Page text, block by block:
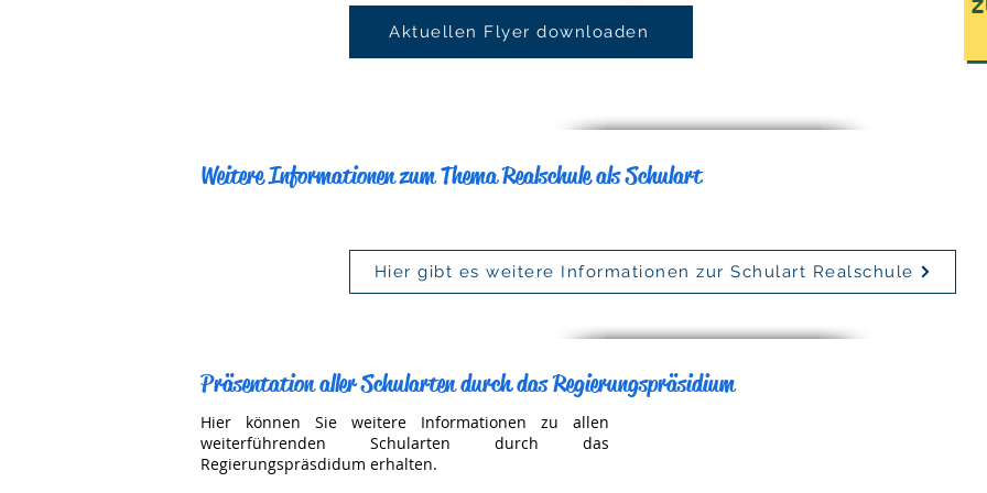
Aktuellen Flyer downloaden
Weitere Informationen zum Thema Realschule als Schulart
Hier gibt es weitere Informationen zur Schulart Realschule
Präsentation aller Schularten durch das Regierungspräsidium
Hier können Sie weitere Informationen zu allen
weiterführenden Schularten durch das
Regierungspräsdidum erhalten.